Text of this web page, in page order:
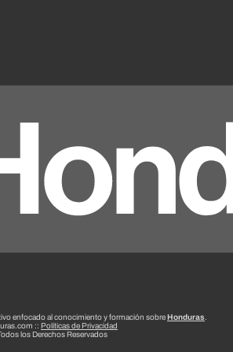
enfocado al conocimiento y formación sobreHonduras
:: Políticas de Privacidad
los Derechos Reservados